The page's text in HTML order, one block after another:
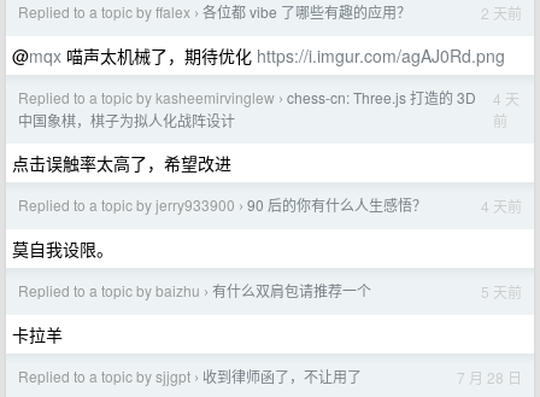
Replied to a topic by ffalex › 各位都 vibe 了哪些有趣的应用？ 2 天前
@mqx 喵声太机械了，期待优化 https://i.imgur.com/agAJ0Rd.png
Replied to a topic by kasheemirvinglew › chess-cn: Three.js 打造的 3D
中国象棋，棋子为拟人化战阵设计
4 天
前
点击误触率太高了，希望改进
Replied to a topic by jerry933900 › 90 后的你有什么人生感悟？ 4 天前
莫自我设限。
Replied to a topic by baizhu › 有什么双肩包请推荐一个 5 天前
卡拉羊
Replied to a topic by sjjgpt › 收到律师函了，不让用了 7 月 28 日